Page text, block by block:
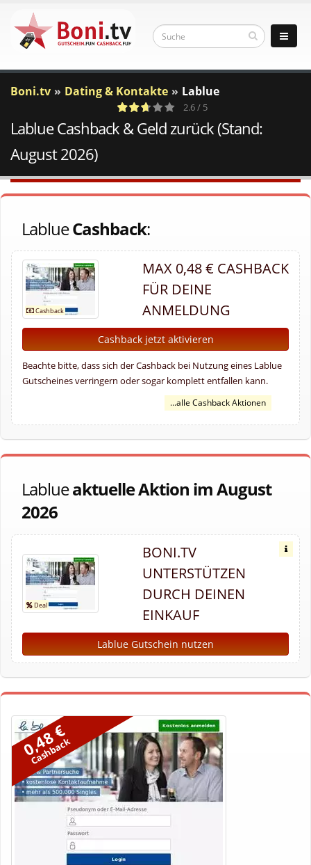
Boni.tv Dating & Kontakte Lablue
ac
11
Votes
2.6 / 5
Lablue Cashback & Geld zurück (Stand:
August 2026)
LablueCashback:
MAX 0,48 € CASHBACK
FÜR DEINE
ANMELDUNG
Cashback jetzt aktivieren
Beachte bitte, dass sich der Cashback bei Nutzung eines Lablue
Gutscheines verringern oder sogar komplett entfallen kann.
...alle Cashback Aktionen
Lablueaktuelle Aktion im August
2026
BONI.TV
UNTERSTÜTZEN
DURCH DEINEN
EINKAUF
Lablue Gutschein nutzen
0,48 €
Cashback